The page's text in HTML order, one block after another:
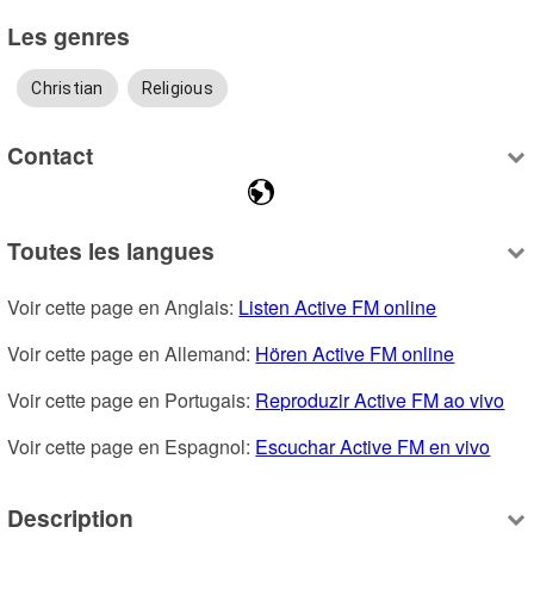
Les genres
Christian Religious
Contact
Toutes les langues
Voir cette page en Anglais: Listen Active FM online
Voir cette page en Allemand: Hören Active FM online
Voir cette page en Portugais: Reproduzir Active FM ao vivo
Voir cette page en Espagnol: Escuchar Active FM en vivo
Description